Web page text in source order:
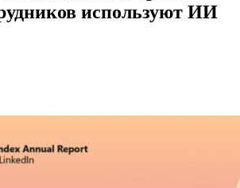
используют ИИ